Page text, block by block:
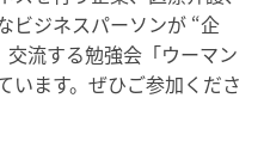
ビジネスパーソンが “企
流する勉強会「ウーマン
います。ぜひご参加くださ